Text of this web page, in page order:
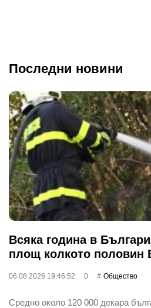
Последни новини
Всяка година в
площ колкото половин
06.08.2026 19:46:52 0 Общество
Средно около 120 000 декара